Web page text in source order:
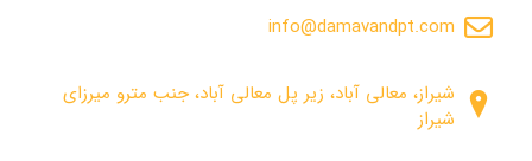
info@damavandpt.com
شیراز، معالی آباد، زیر پل معالی آباد، جنب مترو میرزای
شیراز